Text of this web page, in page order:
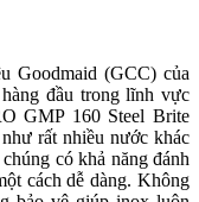
Goodmaid (GCC) của
đầu trong lĩnh vực
GMP 160 Steel Brite
rất nhiều nước khác
có khả năng đánh
cách dễ dàng. Không